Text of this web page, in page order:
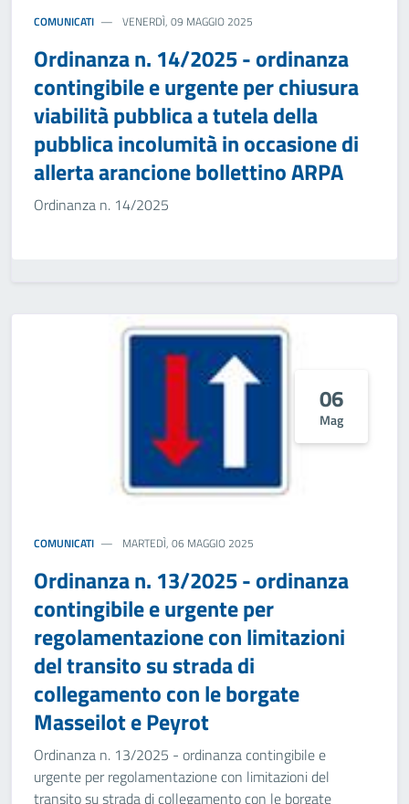
COMUNICATI VENERDÌ, 09 MAGGIO 2025
Ordinanza n. 14/2025 - ordinanza
contingibile e urgente per chiusura
viabilità pubblica a tutela della
pubblica incolumità in occasione di
allerta arancione bollettino ARPA
Ordinanza n. 14/2025
06
Mag
COMUNICATI MARTEDÌ, 06 MAGGIO 2025
Ordinanza n. 13/2025 - ordinanza
contingibile e urgente per
regolamentazione con limitazioni
del transito su strada di
collegamento con le borgate
Masseilot e Peyrot
Ordinanza n. 13/2025 - ordinanza contingibile e
urgente per regolamentazione con limitazioni del
transito su strada di collegamento con le borgate